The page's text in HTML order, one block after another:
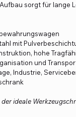
sorgt für lange
mit
hohe
und
Industrie,
ideale